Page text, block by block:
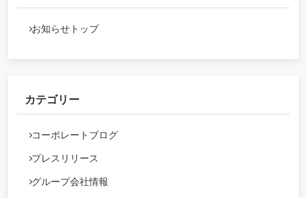
お知らせトップ
カテゴリー
コーポレートブログ
プレスリリース
グループ会社情報